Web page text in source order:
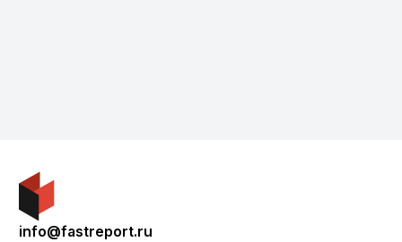
info@fastreport.ru